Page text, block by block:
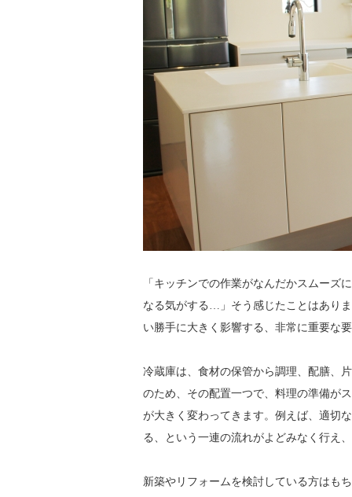
「キッチンでの作業がなんだかスムー
なる気がする…」そう感じたことはあり
い勝手に大きく影響する、非常に重要な
冷蔵庫は、食材の保管から調理、配膳、
のため、その配置一つで、料理の準備が
が大きく変わってきます。例えば、適切
る、という一連の流れがよどみなく行え
新築やリフォームを検討している方はも